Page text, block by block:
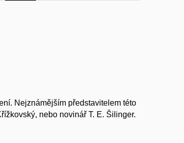
Nejznámějším představitelem této
nebo novinář T. E. Šilinger.